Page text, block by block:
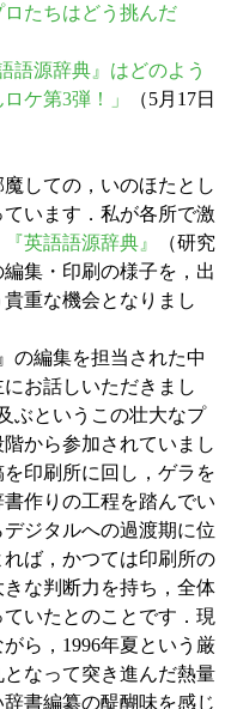
ロたちはどう挑んだ
語源辞典』はどのよう
ケ第3弾！」
（5月17日
しての，いのほたとし
います．私が各所で激
『英語語源辞典』
（研究
集・印刷の様子を，出
重な機会となりまし
の編集を担当された中
お話しいただきまし
ぶというこの壮大なプ
から参加されていまし
印刷所に回し，ゲラを
作りの工程を踏んでい
ジタルへの過渡期に位
ば，かつては印刷所の
な判断力を持ち，全体
いたとのことです．現
ら，1996年夏という厳
なって突き進んだ熱量
書編纂の醍醐味を感じ